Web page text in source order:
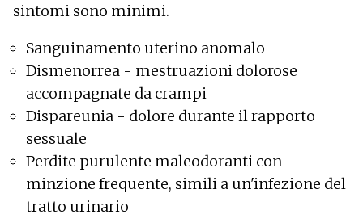
sintomi sono minimi.
Sanguinamento uterino anomalo
Dismenorrea - mestruazioni dolorose
accompagnate da crampi
Dispareunia - dolore durante il rapporto
sessuale
Perdite purulente maleodoranti con
minzione frequente, simili a un'infezione del
tratto urinario